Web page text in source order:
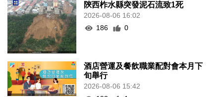
陝西柞水縣突發泥石流致1死
2026-08-06 16:02
186
0
酒店營運及餐飲職業配對會本月下
旬舉行
2026-08-06 15:42